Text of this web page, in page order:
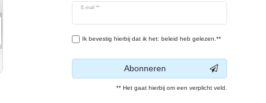
E-mail **
Ceres::Template.newsletterHoneypotLabel
Ik bevestig hierbij dat ik het: beleid heb gelezen.**
Abonneren
** Het gaat hierbij om een verplicht veld.